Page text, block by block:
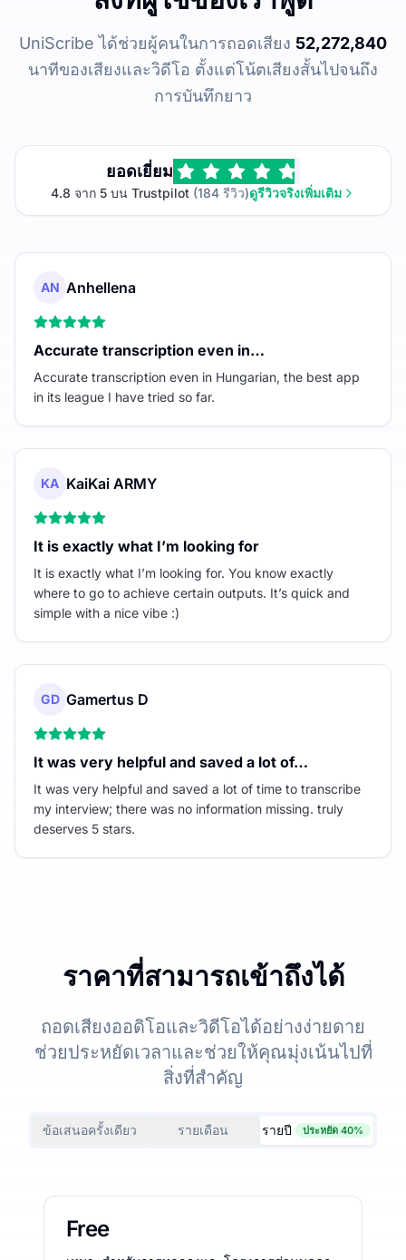
UniScribe ได้ช่วยผู้คนในการถอดเสียง 52,272,840
นาทีของเสียงและวิดีโอ ตั้งแต่โน้ตเสียงสั้นไปจนถึง
การบันทึกยาว
ยอดเยี่ยม
4.8 จาก 5 บน Trustpilot(184 รีวิว)ดูรีวิวจริงเพิ่มเติม
AN Anhellena
Accurate transcription even in…
Accurate transcription even in Hungarian, the best app
in its league I have tried so far.
KA KaiKai ARMY
It is exactly what I’m looking for
It is exactly what I’m looking for. You know exactly
where to go to achieve certain outputs. It’s quick and
simple with a nice vibe :)
GD Gamertus D
It was very helpful and saved a lot of…
It was very helpful and saved a lot of time to transcribe
my interview; there was no information missing. truly
deserves 5 stars.
ราคาที่สามารถเข้าถึงได้
ถอดเสียงออดิโอและวิดีโอได้อย่างง่ายดาย
ช่วยประหยัดเวลาและช่วยให้คุณมุ่งเน้นไปที่
สิ่งที่สำคัญ
ข้อเสนอครั้งเดียว รายเดือน รายปี ประหยัด 40%
Free